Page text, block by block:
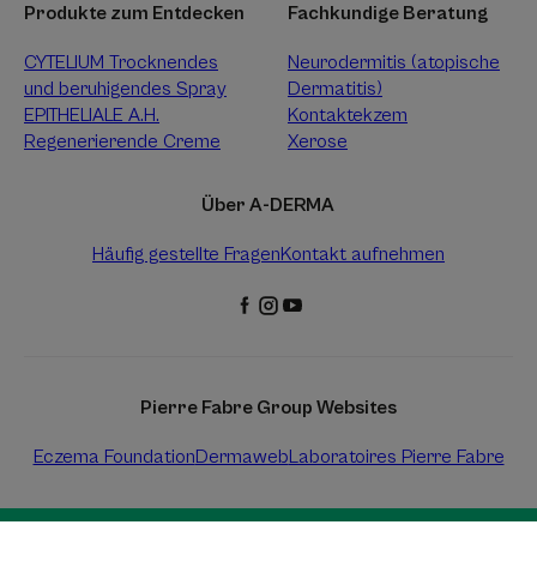
Produkte zum Entdecken
CYTELIUM Trocknendes
und beruhigendes Spray
EPITHELIALE A.H.
Regenerierende Creme
Fachkundige Beratung
Neurodermitis (atopische
Dermatitis)
Kontaktekzem
Xerose
Über A-DERMA
Häufig gestellte FragenKontakt aufnehmen
Pierre Fabre Group Websites
Eczema FoundationDermawebLaboratoires Pierre Fabre